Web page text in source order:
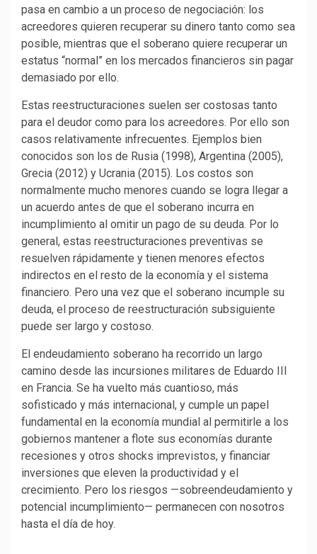
pasa en cambio a un proceso de negociación: los
acreedores quieren recuperar su dinero tanto como sea
posible, mientras que el soberano quiere recuperar un
estatus “normal” en los mercados financieros sin pagar
demasiado por ello.
Estas reestructuraciones suelen ser costosas tanto
para el deudor como para los acreedores. Por ello son
casos relativamente infrecuentes. Ejemplos bien
conocidos son los de Rusia (1998), Argentina (2005),
Grecia (2012) y Ucrania (2015). Los costos son
normalmente mucho menores cuando se logra llegar a
un acuerdo antes de que el soberano incurra en
incumplimiento al omitir un pago de su deuda. Por lo
general, estas reestructuraciones preventivas se
resuelven rápidamente y tienen menores efectos
indirectos en el resto de la economía y el sistema
financiero. Pero una vez que el soberano incumple su
deuda, el proceso de reestructuración subsiguiente
puede ser largo y costoso.
El endeudamiento soberano ha recorrido un largo
camino desde las incursiones militares de Eduardo III
en Francia. Se ha vuelto más cuantioso, más
sofisticado y más internacional, y cumple un papel
fundamental en la economía mundial al permitirle a los
gobiernos mantener a flote sus economías durante
recesiones y otros shocks imprevistos, y financiar
inversiones que eleven la productividad y el
crecimiento. Pero los riesgos —sobreendeudamiento y
potencial incumplimiento— permanecen con nosotros
hasta el día de hoy.